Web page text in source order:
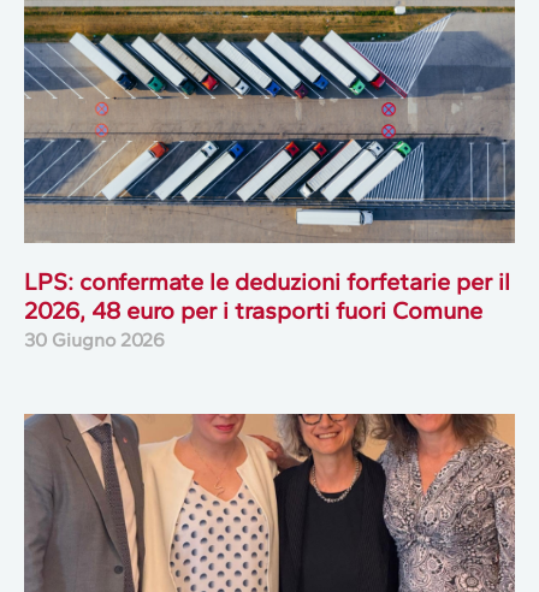
LPS: confermate le deduzioni forfetarie per il
2026, 48 euro per i trasporti fuori Comune
30 Giugno 2026